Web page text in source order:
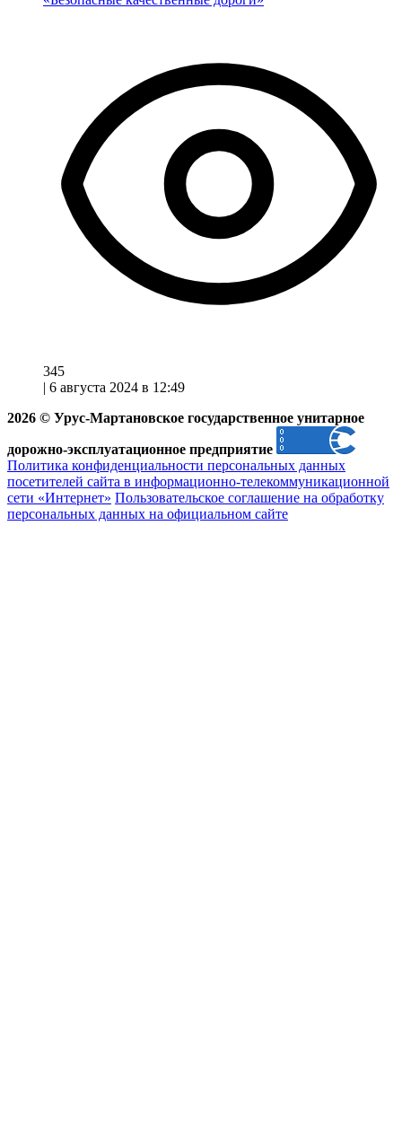
345
| 6 августа 2024 в 12:49
2026 © Урус-Мартановское государственное унитарное
дорожно-эксплуатационное предприятие
Политика конфиденциальности персональных данных
посетителей сайта в информационно-телекоммуникационной
сети «Интернет» Пользовательское соглашение на обработку
персональных данных на официальном сайте